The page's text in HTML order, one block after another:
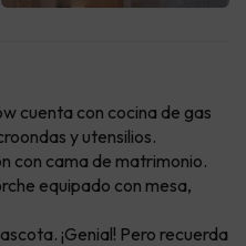
cuenta con cocina de gas
y utensilios.
con cama de matrimonio.
equipado con mesa,
¡Genial! Pero recuerda